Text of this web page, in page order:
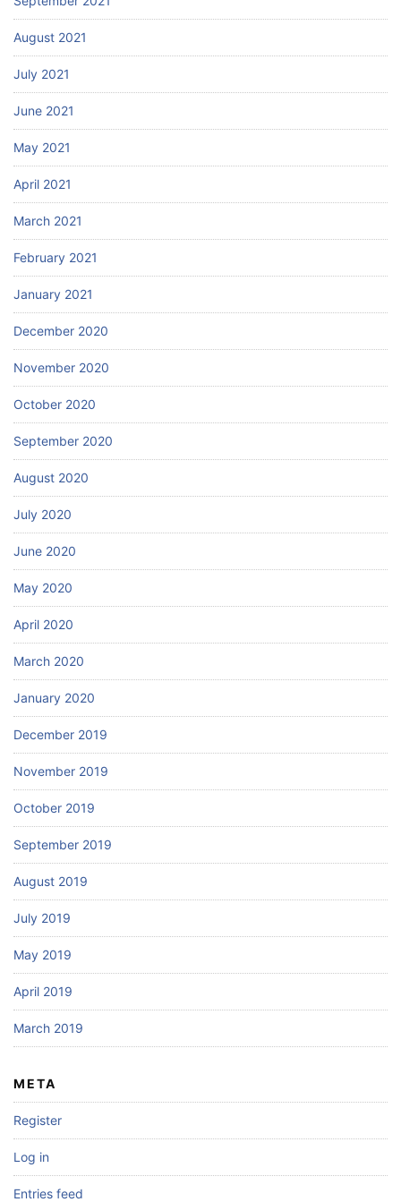
August 2021
July 2021
June 2021
May 2021
April 2021
March 2021
February 2021
January 2021
December 2020
November 2020
October 2020
September 2020
August 2020
July 2020
June 2020
May 2020
April 2020
March 2020
January 2020
December 2019
November 2019
October 2019
September 2019
August 2019
July 2019
May 2019
April 2019
March 2019
META
Register
Log in
Entries feed